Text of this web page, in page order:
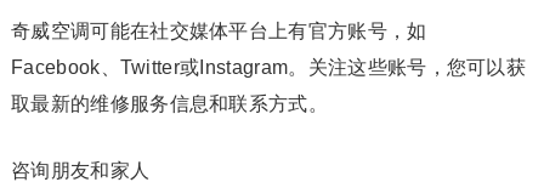
奇威空调可能在社交媒体平台上有官方账号，如
Facebook、Twitter或Instagram。关注这些账号，您可以获
取最新的维修服务信息和联系方式。
咨询朋友和家人